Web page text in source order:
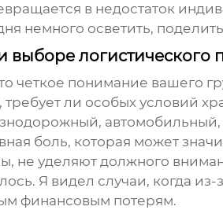
в недостаток
немного осветить,
логистического
четкое понимание вашего
ли особых условий
боль, которая может
не уделяют должного
Я видел случаи, когда
финансовым потерям.